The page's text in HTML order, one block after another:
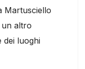
Martusciello
altro
dei luoghi